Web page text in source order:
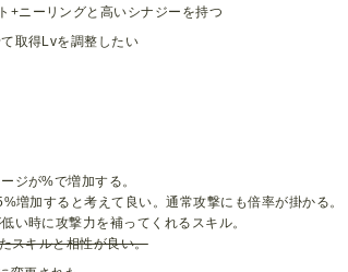
+ニーリングと高いシナジーを持つ
取得Lvを調整したい
ジが%で増加する。
増加すると考えて良い。通常攻撃にも倍率が掛かる。
い時に攻撃力を補ってくれるスキル。
スキルと相性が良い。